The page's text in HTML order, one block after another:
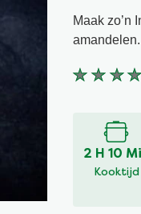
Maak zo’n
Geen
deze
recipe
2 H 10
Kooktijd